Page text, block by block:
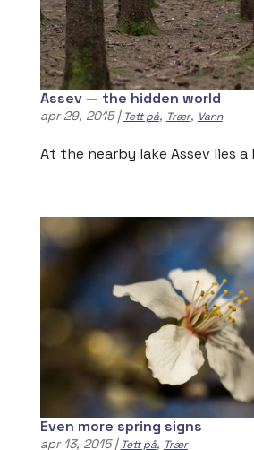
Assev — the hidden world
apr 29, 2015| Tett på, Trær, Vann
At the nearby lake Assev lies a
Even more spring signs
apr 13, 2015| Tett på, Trær